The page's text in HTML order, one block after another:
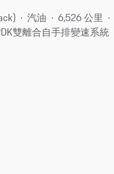
汽油 6,526 公里
雙離合自手排變速系統